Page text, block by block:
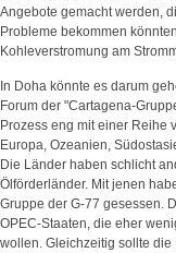
Angebote gemacht werden,
Probleme bekommen
Kohleverstromung am
In Doha könnte es darum
Forum der "Cartagena-
Prozess eng mit einer Reihe
Europa, Ozeanien,
Die Länder haben schlicht
Ölförderländer. Mit jenen
Gruppe der G-77 gesessen.
OPEC-Staaten, die eher
wollen. Gleichzeitig sollte